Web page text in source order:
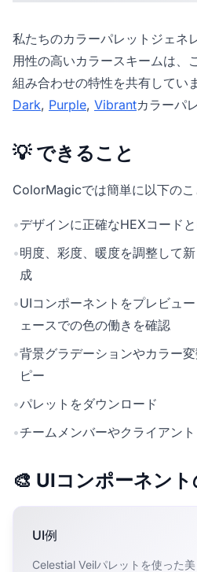
私たちのカラーパレットジェネ
用性の高いカラースキームは、
組み合わせの特性を共有してい
Dark, Purple, Vibrantカラーパ
💡 できること
ColorMagicでは簡単に以下のこ
•デザインに正確なHEXコード
•明度、彩度、暖度を調整して
成
•UIコンポーネントをプレビュ
ェースでの色の働きを確認
•背景グラデーションやカラー
ピー
•パレットをダウンロード
•チームメンバーやクライアン
🎨 UIコンポーネン
UI例
Celestial Veilパレットを使った